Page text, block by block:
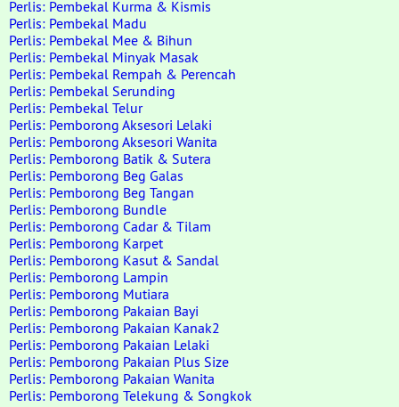
Perlis: Pembekal Kurma & Kismis
Perlis: Pembekal Madu
Perlis: Pembekal Mee & Bihun
Perlis: Pembekal Minyak Masak
Perlis: Pembekal Rempah & Perencah
Perlis: Pembekal Serunding
Perlis: Pembekal Telur
Perlis: Pemborong Aksesori Lelaki
Perlis: Pemborong Aksesori Wanita
Perlis: Pemborong Batik & Sutera
Perlis: Pemborong Beg Galas
Perlis: Pemborong Beg Tangan
Perlis: Pemborong Bundle
Perlis: Pemborong Cadar & Tilam
Perlis: Pemborong Karpet
Perlis: Pemborong Kasut & Sandal
Perlis: Pemborong Lampin
Perlis: Pemborong Mutiara
Perlis: Pemborong Pakaian Bayi
Perlis: Pemborong Pakaian Kanak2
Perlis: Pemborong Pakaian Lelaki
Perlis: Pemborong Pakaian Plus Size
Perlis: Pemborong Pakaian Wanita
Perlis: Pemborong Telekung & Songkok